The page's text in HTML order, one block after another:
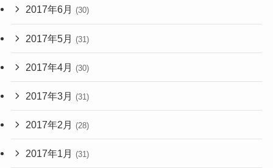
2017年6月 (30)
2017年5月 (31)
2017年4月 (30)
2017年3月 (31)
2017年2月 (28)
2017年1月 (31)